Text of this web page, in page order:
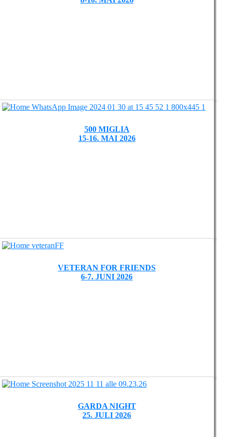
500 MIGLIA
15-16. MAI 2026
VETERAN FOR FRIENDS
6-7. JUNI 2026
GARDA NIGHT
25. JULI 2026